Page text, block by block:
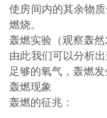
使房间内的其余物
燃烧。
轰燃实验（观察轰然
由此我们可以分析
足够的氧气，轰燃
轰燃现象
轰燃的征兆：